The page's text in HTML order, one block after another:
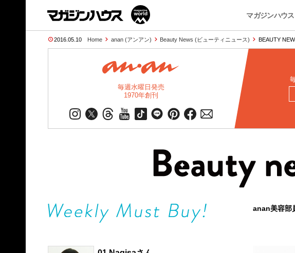
マガジンハウ
2016.05.10 Home anan (アンアン) Beauty News (ビューティニュース) BEAUTY
毎週水曜日発売
1970年創刊
anan美容部